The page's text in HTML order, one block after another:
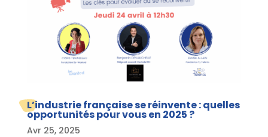
L’industrie française se réinvente : quelles
opportunités pour vous en 2025 ?
Avr 25, 2025